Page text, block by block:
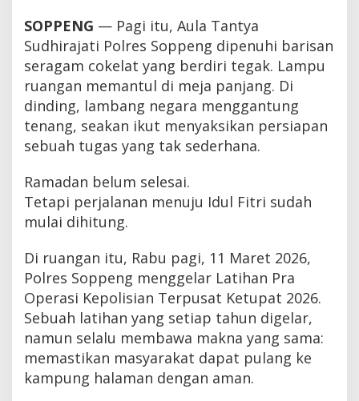
SOPPENG — Pagi itu, Aula Tantya
Sudhirajati Polres Soppeng dipenuhi barisan
seragam cokelat yang berdiri tegak. Lampu
ruangan memantul di meja panjang. Di
dinding, lambang negara menggantung
tenang, seakan ikut menyaksikan persiapan
sebuah tugas yang tak sederhana.
Ramadan belum selesai.
Tetapi perjalanan menuju Idul Fitri sudah
mulai dihitung.
Di ruangan itu, Rabu pagi, 11 Maret 2026,
Polres Soppeng menggelar Latihan Pra
Operasi Kepolisian Terpusat Ketupat 2026.
Sebuah latihan yang setiap tahun digelar,
namun selalu membawa makna yang sama:
memastikan masyarakat dapat pulang ke
kampung halaman dengan aman.